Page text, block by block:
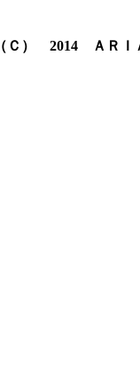
Ｃ） 2014 ＡＲ